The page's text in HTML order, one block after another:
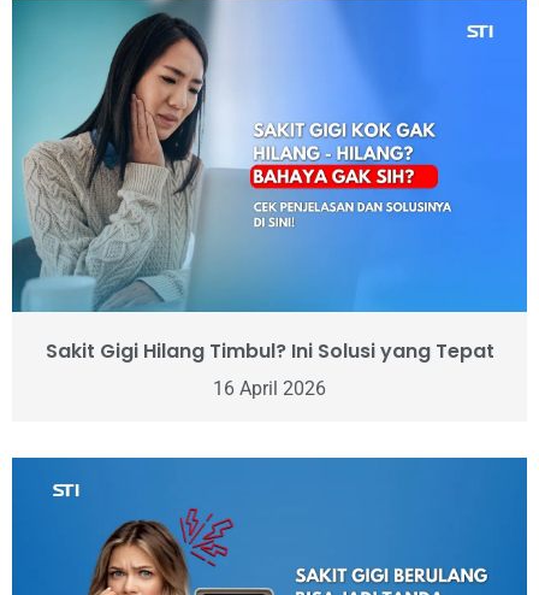
Sakit Gigi Hilang Timbul? Ini Solusi yang Tepat
16 April 2026